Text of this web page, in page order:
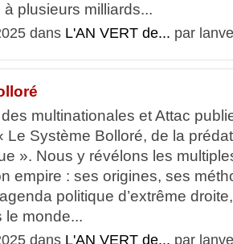
plusieurs milliards...
dans L'AN VERT de... par
des multinationales et Attac
Le Système Bolloré, de la
». Nous y révélons les
empire : ses origines, ses
politique d’extrême
le monde...
dans L'AN VERT de... par